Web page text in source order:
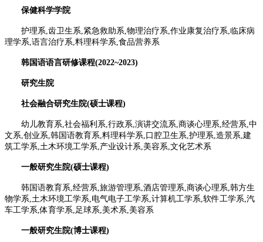
保健科学学院
护理系,齿卫生系,紧急救助系,物理治疗系,作业康复治疗系,临床病
理学系,语言治疗系,料理科学系,食品营养系
韩国语语言研修课程(2022~2023)
研究生院
社会融合研究生院(硕士课程)
幼儿教育系,社会福利系,行政系,演讲交流系,商谈心理系,经营系,中
文系,创业系,韩国语教育系,料理科学系,口腔卫生系,护理系,造景系,建
筑工学系,土木环境工学系,产业设计系,美容系,文化艺术系
一般研究生院(硕士课程)
韩国语教育系,经营系,旅游管理系,酒店管理系,商谈心理系,韩方生
物学系,土木环境工学系,电气电子工学系,计算机工学系,软件工学系,汽
车工学系,体育学系,足球系,美术系,美容系
一般研究生院(博士课程)